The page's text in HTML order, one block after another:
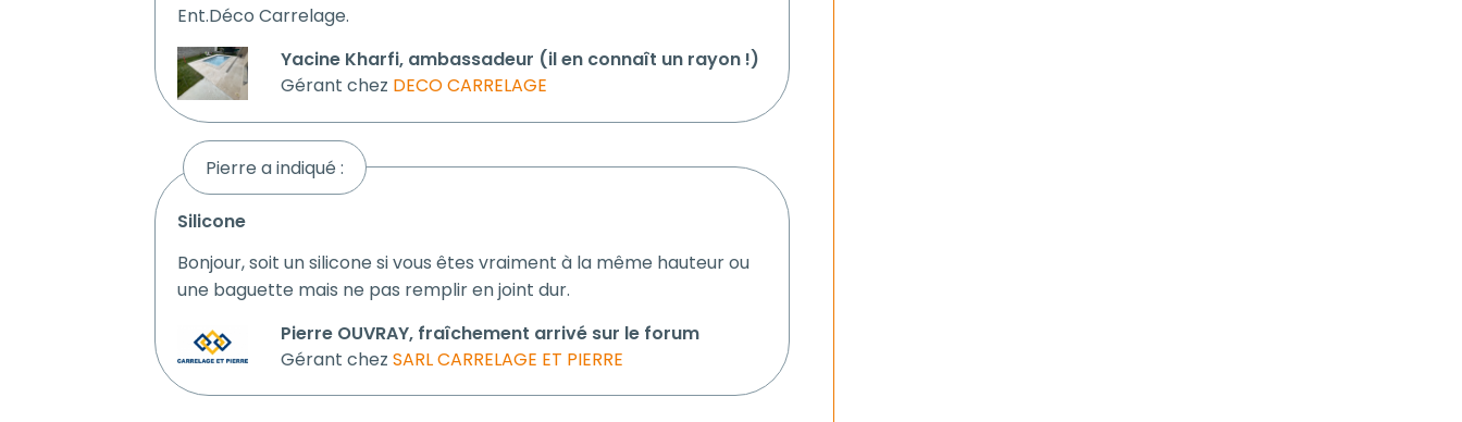
Ent.Déco Carrelage.
Yacine Kharfi, ambassadeur (il en connaît un rayon !)
Gérant chez DECO CARRELAGE
Pierre a indiqué :
silicone
Bonjour, soit un silicone si vous êtes vraiment à la même hauteur ou
une baguette mais ne pas remplir en joint dur.
Pierre OUVRAY, fraîchement arrivé sur le forum
Gérant chezSARL CARRELAGE ET PIERRE